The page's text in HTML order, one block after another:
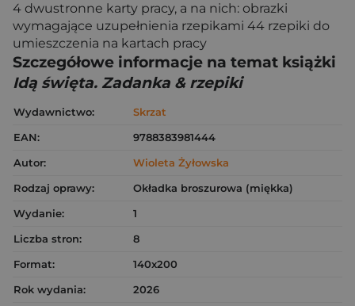
4 dwustronne karty pracy, a na nich: obrazki
wymagające uzupełnienia rzepikami 44 rzepiki do
umieszczenia na kartach pracy
Szczegółowe informacje na temat książki
Idą święta. Zadanka & rzepiki
Wydawnictwo:
Skrzat
EAN:
9788383981444
Autor:
Wioleta Żyłowska
Rodzaj oprawy:
Okładka broszurowa (miękka)
Wydanie:
1
Liczba stron:
8
Format:
140x200
Rok wydania:
2026